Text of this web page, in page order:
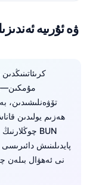
تۆۋەنلىشىدىن،
ھەزىم يولىدىن
پايدىلىنىش دائىرىسى